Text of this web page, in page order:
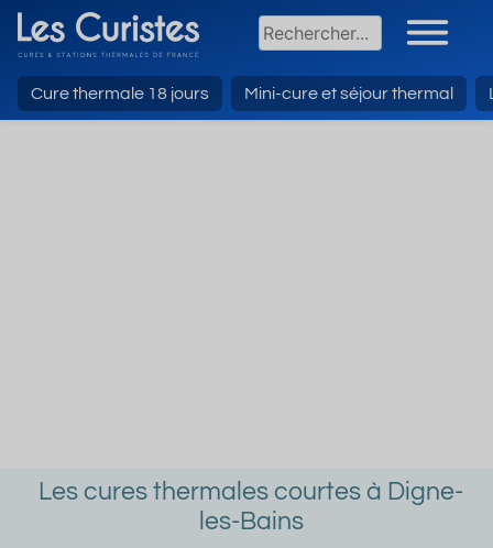
Cure thermale 18 jours Mini-cure et séjour thermal
Les cures thermales courtes à Digne-
les-Bains